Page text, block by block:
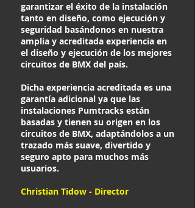
garantizar el éxito de la instalación
tanto en diseño, como ejecución y
seguridad basándonos en nuestra
amplia y acreditada experiencia en
el diseño y ejecución de los mejores
circuitos de BMX del país.
Dicha experiencia acreditada es una
garantía adicional ya que las
instalaciones Pumtracks están
basadas y tienen su origen en los
circuitos de BMX, adaptándolos a un
trazado más suave, divertido y
seguro apto para muchos más
usuarios.
Christian Tidow - Director